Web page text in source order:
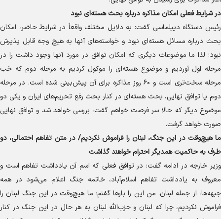
در شرایط فعلی امکان مذاکره درباره بحث هسته‌ای نبود
رئیس دستگاه دیپلماسی گفت: به دلایل مختلف واقعاً در شرایط حاضر، امکان
بحث درباره مسائل هسته‌ای نبود و خواسته‌های آنها به هیچ وجه قابل پذیرش
نبود؛ لذا ما موضوعات دیگری که امکان توافق در مورد آنها وجود داشت را در
مرحله اول آوردیم و موضوع هسته‌ای را موکول کردیم به مرحله دوم که خب
مرحله سخت‌تری است و ۶۰ روز مذاکره برای آن پیش‌بینی شده است. در مرحله
دوم یا توافق نهایی، بحث هسته‌ای در کنار بحث رفع تحریم‌های ایران و یکی دو
موضوع دیگر که حالا سر فرصت خواهم گفت، بررسی خواهد شد و توافق نهایی
صورت خواهد گرفت.
ما هیچ‌وقت در این جنگ، لبنان را فراموش نکردیم/ در متن تفاهم احتمالی، دو
طرف به حاکمیت همدیگر احترام خواهند گذاشت
وزیر خارجه در ادامه گفت: در توافق فعلی که اسم آن یادداشت تفاهم است و
معروف به یادداشت تفاهم اسلام‌آباد، خاتمه جنگ اعلام می‌شود در همه
جبهه‌ها، از جمله لبنان. من این را بار‌ها گفتم؛ ما هیچ‌وقت در این جنگ لبنان را
فراموش نکردیم، چرا که لبنان و حزب‌الله لبنان به هر حال در این جنگ در کنار